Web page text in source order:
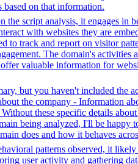
based on that information.
script analysis, it engages
with websites they are
to track and report on visitor
The domain's
valuable information for
but you haven't included the
the company - Information
these specific details
being analyzed, I'll be
does and how it behaves
patterns observed, it
user activity and gathering